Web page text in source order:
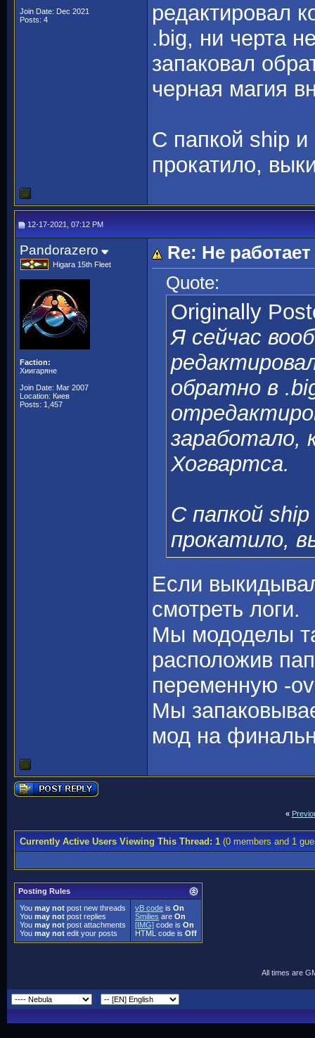
Join Date: Dec 2021
Posts: 4
редактировал
.big, ни черта
запаковал
черная магия
С папкой ship и
прокатило,
12-17-2021, 07:12 PM
Pandorazero
Higara 15th Fleet
Faction:
Хиигаряне
Join Date: Mar 2007
Location: Киев
Posts: 1,457
Re: Не
Quote:
Originally
Я сейчас
обратно в
заработало,
Хогвартса.
С папкой
прокатило,
Если
смотреть логи.
Мы мододелы
расположив
переменную -
Мы
мод на
«
Currently Active Users Viewing This Thread: 1(0 members and 1
Posting Rules
You may not post new threads
You may not post replies
You may not post attachments
You may not edit your posts
vB code is On
Smilies are On
[IMG] code is On
HTML code is Off
All times are